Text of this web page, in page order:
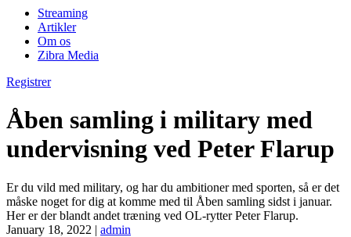
Streaming
Artikler
Om os
Zibra Media
Registrer
Åben samling i military med
undervisning ved Peter Flarup
Er du vild med military, og har du ambitioner med sporten, så er det
måske noget for dig at komme med til Åben samling sidst i januar.
Her er der blandt andet træning ved OL-rytter Peter Flarup.
January 18, 2022 | admin